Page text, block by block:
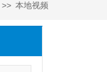
>> 本地视频